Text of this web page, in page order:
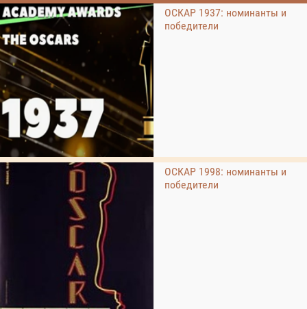
ОСКАР 1937: номинанты и
победители
ОСКАР 1998: номинанты и
победители